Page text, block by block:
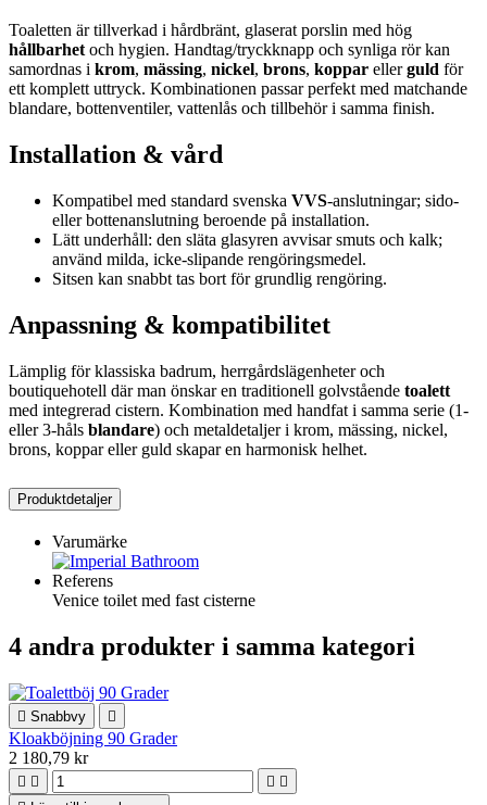
Toaletten är tillverkad i hårdbränt, glaserat porslin med hög
hållbarhetoch hygien. Handtag/tryckknapp och synliga rör kan
samordnas i krom, mässing, nickel, brons, koppar ellerguld för
ett komplett uttryck. Kombinationen passar perfekt med matchande
blandare, bottenventiler, vattenlås och tillbehör i samma finish.
Installation & vård
Kompatibel med standard svenska VVS-anslutningar; sido-
eller bottenanslutning beroende på installation.
Lätt underhåll: den släta glasyren avvisar smuts och kalk;
använd milda, icke-slipande rengöringsmedel.
Sitsen kan snabbt tas bort för grundlig rengöring.
Anpassning & kompatibilitet
Lämplig för klassiska badrum, herrgårdslägenheter och
boutiquehotell där man önskar en traditionell golvstående toalett
med integrerad cistern. Kombination med handfat i samma serie (1-
eller 3-håls blandare) och metaldetaljer i krom, mässing, nickel,
brons, koppar eller guld skapar en harmonisk helhet.
Produktdetaljer
Varumärke
Referens
Venice toilet med fast cisterne
4 andra produkter i samma kategori
 Snabbvy 
Kloakböjning 90 Grader
2 180,79 kr
   